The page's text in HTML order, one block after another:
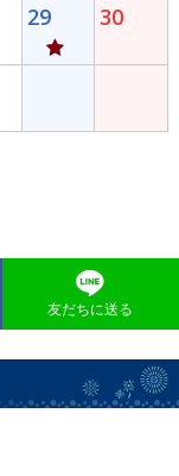
29 30
友だちに送る